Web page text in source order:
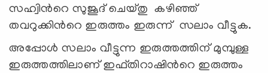
സഹ്വിന്‍റെ സുജൂദ് ചെയ്തു കഴിഞ്ഞ്
തവറുക്കിന്‍റെ ഇരുത്തം ഇരുന്ന് സലാം വീട്ടുക.
അപ്പോൾ സലാം വീട്ടുന്ന ഇരുത്തത്തിന് മുമ്പുള്ള
ഇരുത്തത്തിലാണ് ഇഫ്തിറാഷിന്‍റെ ഇരുത്തം